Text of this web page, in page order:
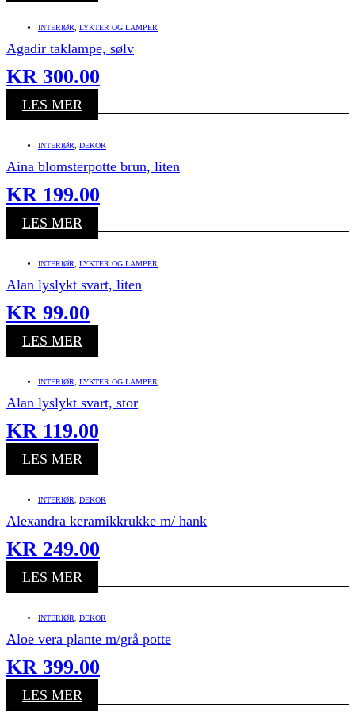
INTERIØR LYKTER OG LAMPER
Agadir taklampe, sølv
KR 300.00
LES MER
INTERIØR DEKOR
Aina blomsterpotte brun, liten
KR 199.00
LES MER
INTERIØR LYKTER OG LAMPER
Alan lyslykt svart, liten
KR 99.00
LES MER
INTERIØR LYKTER OG LAMPER
Alan lyslykt svart, stor
KR 119.00
LES MER
INTERIØR DEKOR
Alexandra keramikkrukke m/ hank
KR 249.00
LES MER
INTERIØR DEKOR
Aloe vera plante m/grå potte
KR 399.00
LES MER